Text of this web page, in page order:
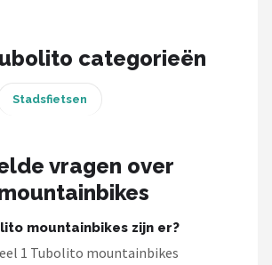
categorieën
Stadsfietsen
vragen over
mountainbikes zijn er?
1 Tubolito mountainbikes